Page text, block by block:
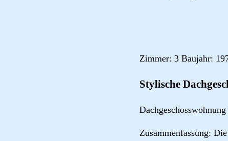
Zimmer: 3 Baujahr:
Stylische
Zusammenfassung: